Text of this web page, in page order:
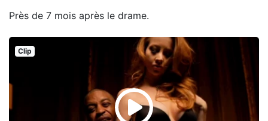
Près de 7 mois après le drame.
Clip